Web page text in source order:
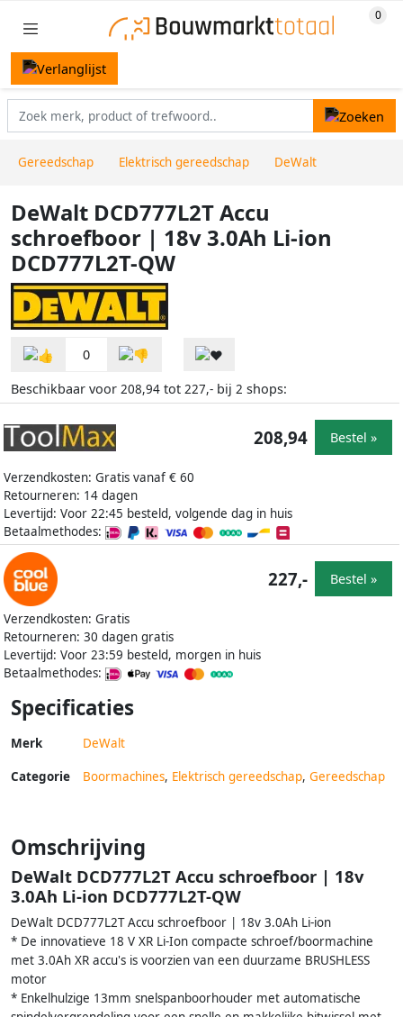
Gereedschap Elektrisch gereedschap DeWalt
DeWalt DCD777L2T Accu
schroefboor | 18v 3.0Ah Li-ion
DCD777L2T-QW
0
Beschikbaar voor 208,94 tot 227,- bij 2 shops:
Verzendkosten: Gratis vanaf € 60
Retourneren: 14 dagen
Levertijd: Voor 22:45 besteld, volgende dag in huis
Betaalmethodes:
208,94 Bestel »
Verzendkosten: Gratis
Retourneren: 30 dagen gratis
Levertijd: Voor 23:59 besteld, morgen in huis
Betaalmethodes:
227,- Bestel »
Specificaties
Merk DeWalt
Categorie Boormachines, Elektrisch gereedschap, Gereedschap
Omschrijving
DeWalt DCD777L2T Accu schroefboor | 18v
3.0Ah Li-ion DCD777L2T-QW
DeWalt DCD777L2T Accu schroefboor | 18v 3.0Ah Li-ion
* De innovatieve 18 V XR Li-Ion compacte schroef/boormachine
met 3.0Ah XR accu's is voorzien van een duurzame BRUSHLESS
motor
* Enkelhulzige 13mm snelspanboorhouder met automatische